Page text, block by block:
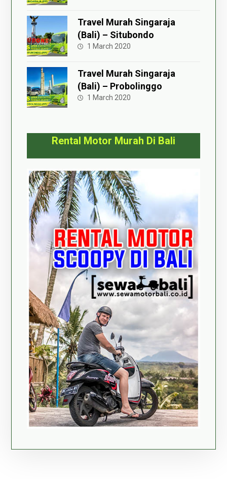
Travel Murah Singaraja
(Bali) – Situbondo
1 March 2020
Travel Murah Singaraja
(Bali) – Probolinggo
1 March 2020
Rental Motor Murah Di Bali